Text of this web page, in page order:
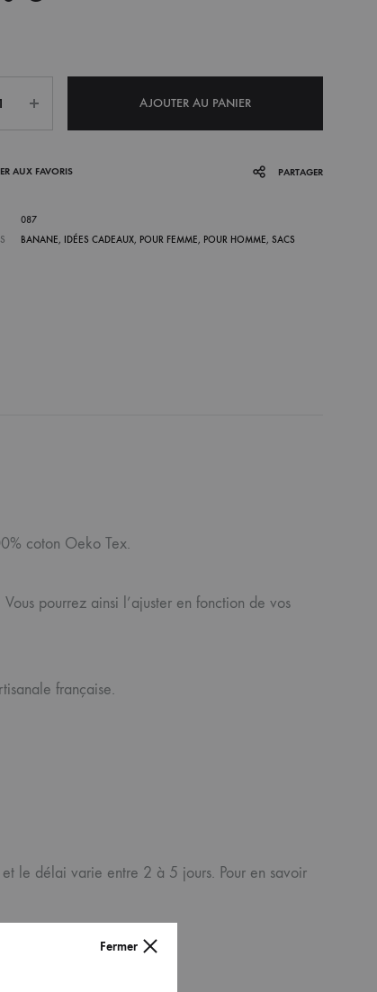
AJOUTER AU PANIER
AUX FAVORIS PARTAGER
087
BANANE, IDÉES CADEAUX, POUR FEMME, POUR HOMME, SACS
coton Oeko Tex.
pourrez ainsi l’ajuster en fonction de vos
française.
et le délai varie entre 2 à 5 jours. Pour en savoir
Fermer